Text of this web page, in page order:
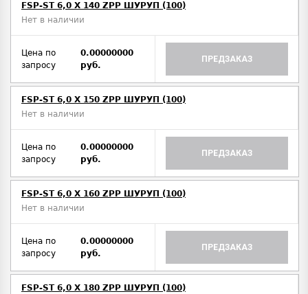
FSP-ST 6,0 X 140 ZPP ШУРУП (100)
Нет в наличии
Цена по
запросу
0.00000000
руб.
ПРЕДЗАКАЗ
FSP-ST 6,0 X 150 ZPP ШУРУП (100)
Нет в наличии
Цена по
запросу
0.00000000
руб.
ПРЕДЗАКАЗ
FSP-ST 6,0 X 160 ZPP ШУРУП (100)
Нет в наличии
Цена по
запросу
0.00000000
руб.
ПРЕДЗАКАЗ
FSP-ST 6,0 X 180 ZPP ШУРУП (100)